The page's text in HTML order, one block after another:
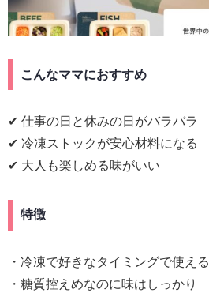
こんなママにおすすめ
✔ 仕事の日と休みの日がバラバラ
✔ 冷凍ストックが安心材料になる
✔ 大人も楽しめる味がいい
特徴
・冷凍で好きなタイミングで使える
・糖質控えめなのに味はしっかり